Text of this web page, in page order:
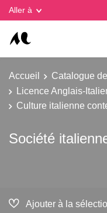
Aller à
Accueil Catalogue
Licence Anglais-
Culture italienne
Société
Ajouter à la
Gestion des cookies